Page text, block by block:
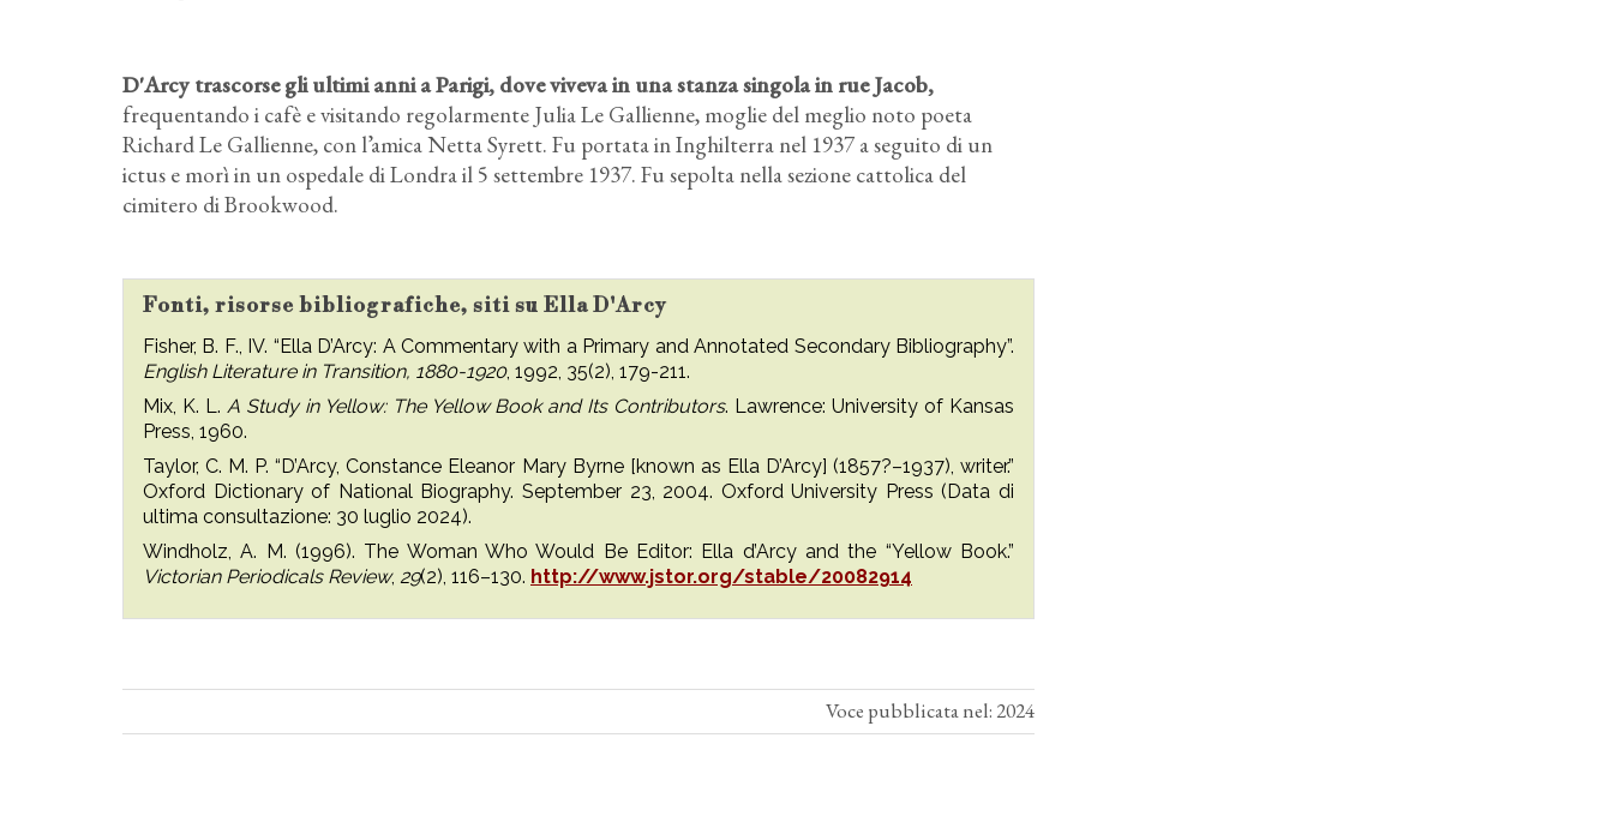
D'Arcy trascorse gli ultimi anni a Parigi, dove viveva in una stanza singola in rue Jacob,
frequentando i cafè e visitando regolarmente Julia Le Gallienne, moglie del meglio noto poeta
Richard Le Gallienne, con l’amica Netta Syrett. Fu portata in Inghilterra nel 1937 a seguito di un
ictus e morì in un ospedale di Londra il 5 settembre 1937. Fu sepolta nella sezione cattolica del
cimitero di Brookwood.
Fonti, risorse bibliografiche, siti su Ella D'Arcy
Fisher, B. F., IV. “Ella D’Arcy: A Commentary with a Primary and Annotated Secondary Bibliography”.
English Literature in Transition, 1880-1920, 1992, 35(2), 179-211.
Mix, K. L. A Study in Yellow: The Yellow Book and Its Contributors. Lawrence: University of Kansas
Press, 1960.
Taylor, C. M. P. “D’Arcy, Constance Eleanor Mary Byrne [known as Ella D’Arcy] (1857?–1937), writer.”
Oxford Dictionary of National Biography. September 23, 2004. Oxford University Press (Data di
ultima consultazione: 30 luglio 2024).
Windholz, A. M. (1996). The Woman Who Would Be Editor: Ella d’Arcy and the “Yellow Book.”
Victorian Periodicals Review, 29(2), 116–130. http://www.jstor.org/stable/20082914
Voce pubblicata nel: 2024